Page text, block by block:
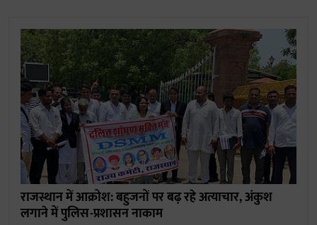
राजस्थान में आक्रोश: बहुजनों पर बढ़ रहे अत्याचार, अंकुश
लगाने में पुलिस-प्रशासन नाकाम